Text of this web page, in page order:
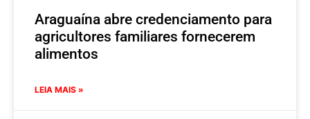
Araguaína abre credenciamento para
agricultores familiares fornecerem
alimentos
LEIA MAIS »